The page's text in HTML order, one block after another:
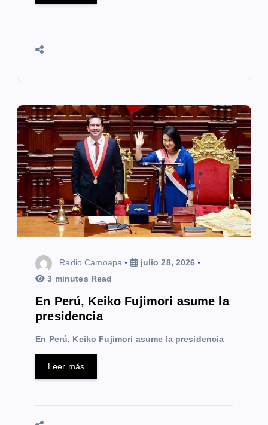
Radio Camoapa
julio 28, 2026
3 minutes Read
En Perú, Keiko Fujimori asume la
presidencia
En Perú, Keiko Fujimori asume la presidencia
Leer más